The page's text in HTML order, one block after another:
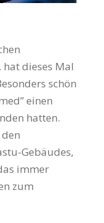
hat dieses Mal
schön
einen
hatten.
Gebäudes,
immer
zum